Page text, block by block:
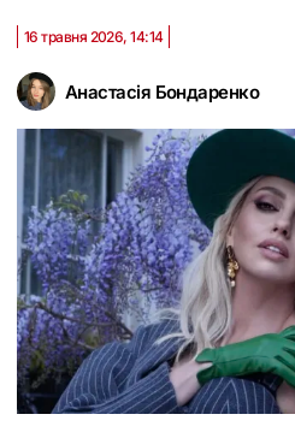
Анастасія Бондаренко
16 травня 2026, 14:14